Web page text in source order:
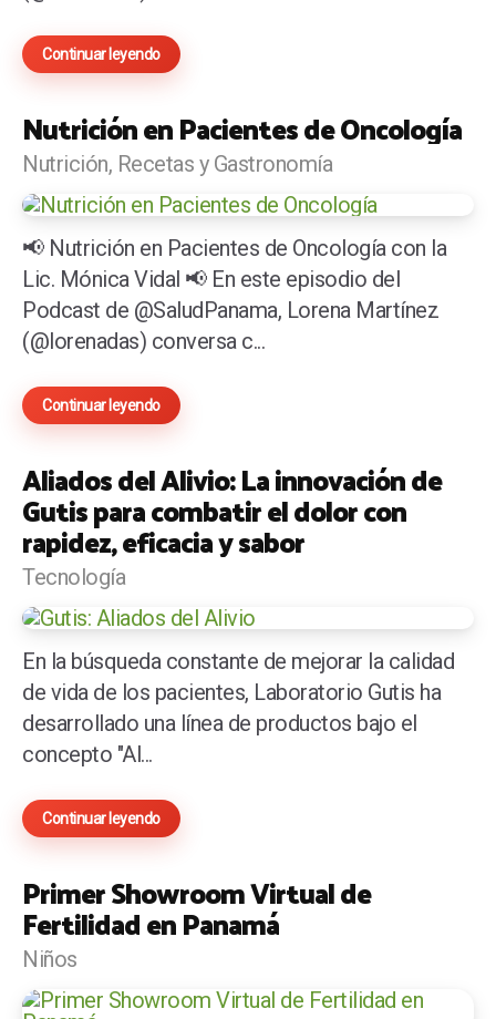
Continuar leyendo
Nutrición en Pacientes de Oncología
Nutrición, Recetas y Gastronomía
📢 Nutrición en Pacientes de Oncología con la
Lic. Mónica Vidal 📢 En este episodio del
Podcast de @SaludPanama, Lorena Martínez
(@lorenadas) conversa c...
Continuar leyendo
Aliados del Alivio: La innovación de
Gutis para combatir el dolor con
rapidez, eficacia y sabor
Tecnología
En la búsqueda constante de mejorar la calidad
de vida de los pacientes, Laboratorio Gutis ha
desarrollado una línea de productos bajo el
concepto "Al...
Continuar leyendo
Primer Showroom Virtual de
Fertilidad en Panamá
Niños